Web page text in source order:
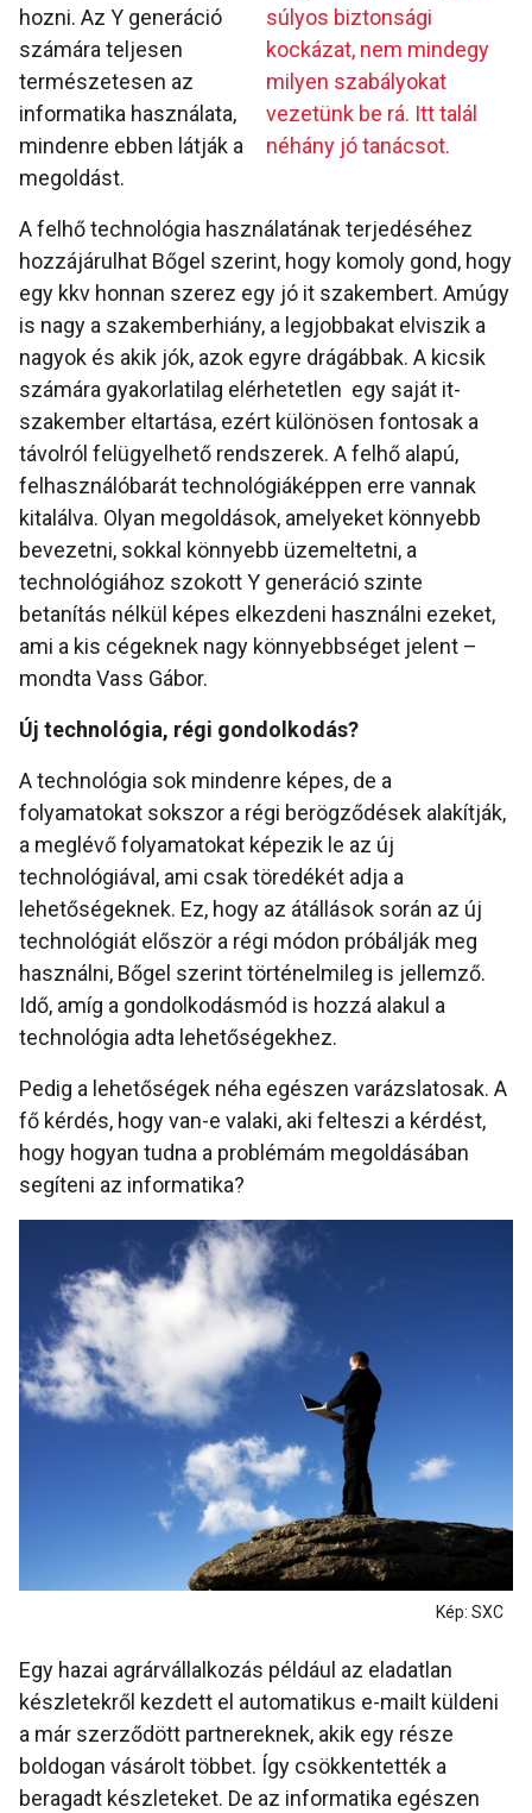
súlyos biztonsági
kockázat, nem mindegy
milyen szabályokat
vezetünk be rá. Itt talál
néhány jó tanácsot.
hozni. Az Y generáció
számára teljesen
természetesen az
informatika használata,
mindenre ebben látják a
megoldást.
A felhő technológia használatának terjedéséhez
hozzájárulhat Bőgel szerint, hogy komoly gond, hogy
egy kkv honnan szerez egy jó it szakembert. Amúgy
is nagy a szakemberhiány, a legjobbakat elviszik a
nagyok és akik jók, azok egyre drágábbak. A kicsik
számára gyakorlatilag elérhetetlen egy saját it-
szakember eltartása, ezért különösen fontosak a
távolról felügyelhető rendszerek. A felhő alapú,
felhasználóbarát technológiáképpen erre vannak
kitalálva. Olyan megoldások, amelyeket könnyebb
bevezetni, sokkal könnyebb üzemeltetni, a
technológiához szokott Y generáció szinte
betanítás nélkül képes elkezdeni használni ezeket,
ami a kis cégeknek nagy könnyebbséget jelent –
mondta Vass Gábor.
Új technológia, régi gondolkodás?
A technológia sok mindenre képes, de a
folyamatokat sokszor a régi berögződések alakítják,
a meglévő folyamatokat képezik le az új
technológiával, ami csak töredékét adja a
lehetőségeknek. Ez, hogy az átállások során az új
technológiát először a régi módon próbálják meg
használni, Bőgel szerint történelmileg is jellemző.
Idő, amíg a gondolkodásmód is hozzá alakul a
technológia adta lehetőségekhez.
Pedig a lehetőségek néha egészen varázslatosak. A
fő kérdés, hogy van-e valaki, aki felteszi a kérdést,
hogy hogyan tudna a problémám megoldásában
segíteni az informatika?
Kép: SXC
Egy hazai agrárvállalkozás például az eladatlan
készletekről kezdett el automatikus e-mailt küldeni
a már szerződött partnereknek, akik egy része
boldogan vásárolt többet. Így csökkentették a
beragadt készleteket. De az informatika egészen